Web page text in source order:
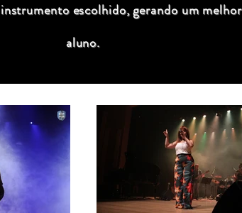
escolhido, gerando um
aluno.